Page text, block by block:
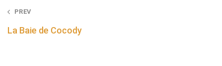
Post
navigation
PREV
La Baie de Cocody